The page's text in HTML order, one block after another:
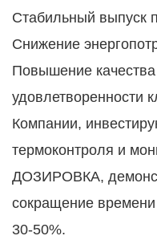
Стабильный выпуск
Снижение
Повышение
удовлетворенности
Компании,
термоконтроля и
ДОЗИРОВКА,
сокращение времени
30-50%.